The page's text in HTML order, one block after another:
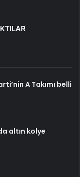
A Takımı belli
altın kolye